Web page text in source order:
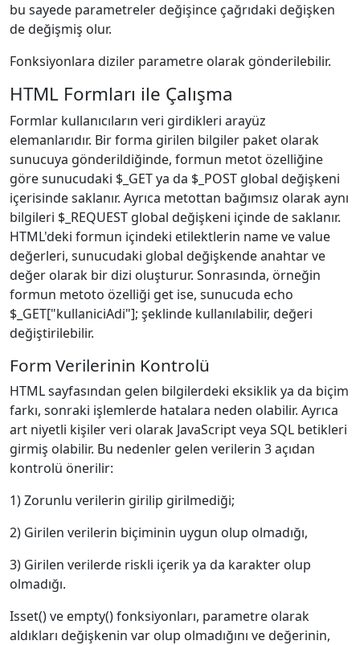
bu sayede parametreler değişince çağrıdaki değişken
de değişmiş olur.
Fonksiyonlara diziler parametre olarak gönderilebilir.
HTML Formları ile Çalışma
Formlar kullanıcıların veri girdikleri arayüz
elemanlarıdır. Bir forma girilen bilgiler paket olarak
sunucuya gönderildiğinde, formun metot özelliğine
göre sunucudaki $_GET ya da $_POST global değişkeni
içerisinde saklanır. Ayrıca metottan bağımsız olarak aynı
bilgileri $_REQUEST global değişkeni içinde de saklanır.
HTML'deki formun içindeki etilektlerin name ve value
değerleri, sunucudaki global değişkende anahtar ve
değer olarak bir dizi oluşturur. Sonrasında, örneğin
formun metoto özelliği get ise, sunucuda echo
$_GET["kullaniciAdi"]; şeklinde kullanılabilir, değeri
değiştirilebilir.
Form Verilerinin Kontrolü
HTML sayfasından gelen bilgilerdeki eksiklik ya da biçim
farkı, sonraki işlemlerde hatalara neden olabilir. Ayrıca
art niyetli kişiler veri olarak JavaScript veya SQL betikleri
girmiş olabilir. Bu nedenler gelen verilerin 3 açıdan
kontrolü önerilir:
1) Zorunlu verilerin girilip girilmediği;
2) Girilen verilerin biçiminin uygun olup olmadığı,
3) Girilen verilerde riskli içerik ya da karakter olup
olmadığı.
Isset() ve empty() fonksiyonları, parametre olarak
aldıkları değişkenin var olup olmadığını ve değerinin,